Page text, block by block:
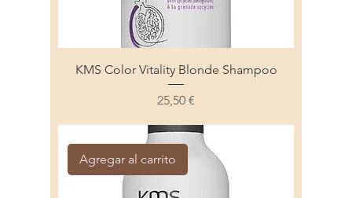
KMS Color Vitality Blonde Shampoo
Precio
25,50 €
Agregar al carrito